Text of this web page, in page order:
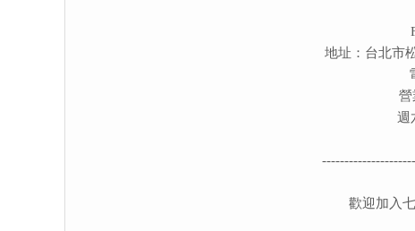
地址：台北市
營
週
歡迎加入